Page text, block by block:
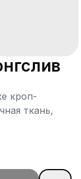
кроп-
ткань,